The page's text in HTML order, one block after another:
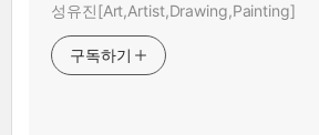
성유진[Art,Artist,Drawing,Painting]
구독하기